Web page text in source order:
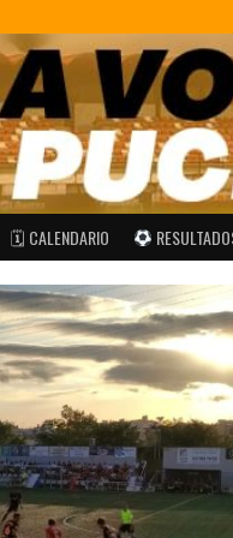
🗓 CALENDARIO